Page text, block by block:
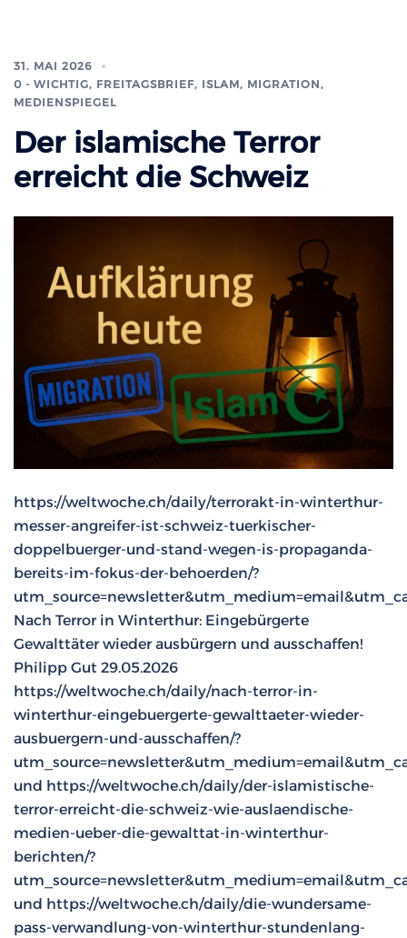
31. MAI 2026
0 - WICHTIG, FREITAGSBRIEF, ISLAM, MIGRATION,
MEDIENSPIEGEL
Der islamische Terror
erreicht die Schweiz
https://weltwoche.ch/daily/terrorakt-in-winterthur-
messer-angreifer-ist-schweiz-tuerkischer-
doppelbuerger-und-stand-wegen-is-propaganda-
bereits-im-fokus-der-behoerden/?
Nach Terror in Winterthur: Eingebürgerte
Gewalttäter wieder ausbürgern und ausschaffen!
Philipp Gut 29.05.2026
https://weltwoche.ch/daily/nach-terror-in-
winterthur-eingebuergerte-gewalttaeter-wieder-
ausbuergern-und-ausschaffen/?
und https://weltwoche.ch/daily/der-islamistische-
terror-erreicht-die-schweiz-wie-auslaendische-
medien-ueber-die-gewalttat-in-winterthur-
berichten/?
und https://weltwoche.ch/daily/die-wundersame-
pass-verwandlung-von-winterthur-stundenlang-